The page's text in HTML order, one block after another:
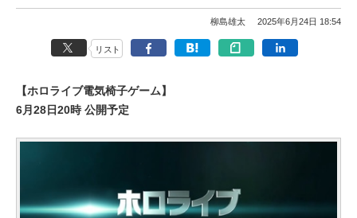
柳島雄太 2025年6月24日 18:54
リスト
【ホロライブ電気椅子ゲーム】
6月28日20時 公開予定